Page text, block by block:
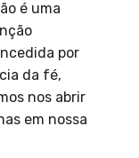
é uma
por
da fé,
nos abrir
em nossa